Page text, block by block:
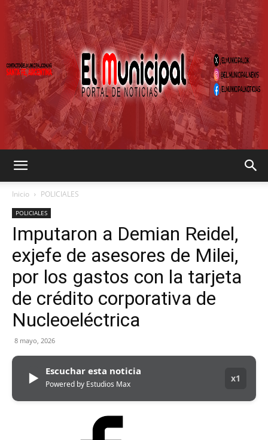
MUNICIPAL
Inicio POLICIALES
POLICIALES
Imputaron a Demian Reidel,
exjefe de asesores de Milei,
por los gastos con la tarjeta
de crédito corporativa de
Nucleoeléctrica
8 mayo, 2026
▶ Escuchar esta noticia
Powered by Estudios Max
x1